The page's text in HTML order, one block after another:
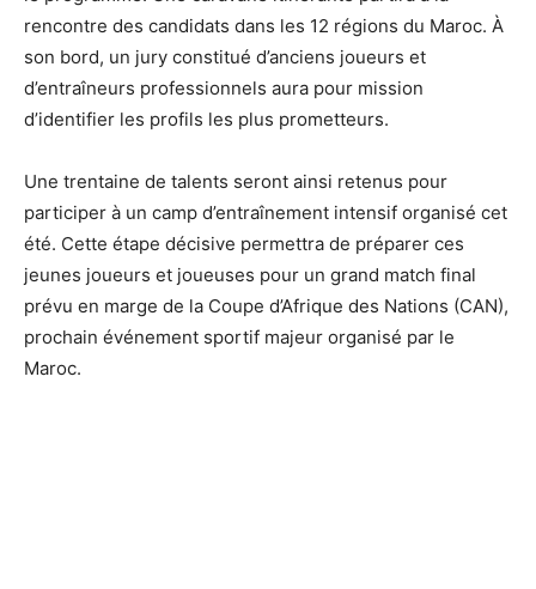
rencontre des candidats dans les 12 régions du Maroc. À
son bord, un jury constitué d’anciens joueurs et
d’entraîneurs professionnels aura pour mission
d’identifier les profils les plus prometteurs.
Une trentaine de talents seront ainsi retenus pour
participer à un camp d’entraînement intensif organisé cet
été. Cette étape décisive permettra de préparer ces
jeunes joueurs et joueuses pour un grand match final
prévu en marge de la Coupe d’Afrique des Nations (CAN),
prochain événement sportif majeur organisé par le
Maroc.